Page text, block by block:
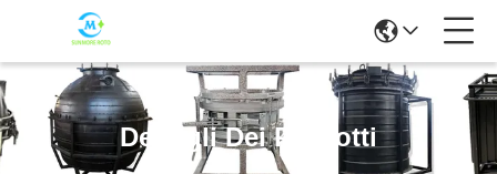
Dettagli Dei Prodotti